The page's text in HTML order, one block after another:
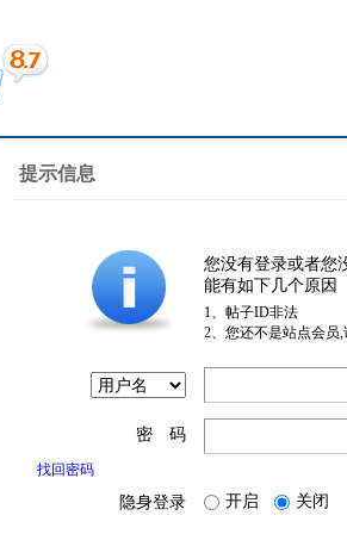
提示信息
您没有登录或者您
能有如下几个原因
1、帖子ID非法
2、您还不是站点会员
密 码
找回密码
隐身登录 开启 关闭